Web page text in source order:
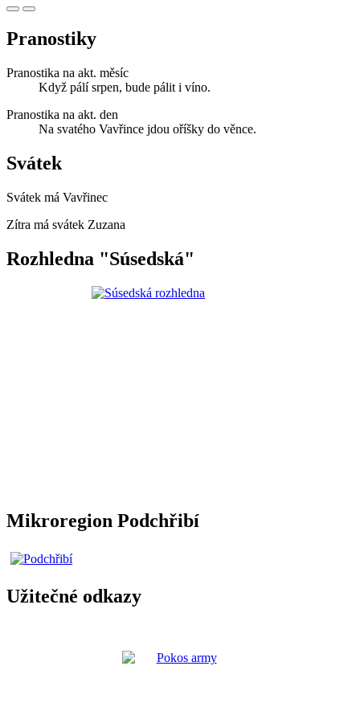
Pranostiky
Pranostika na akt. měsíc
Když pálí srpen, bude pálit i víno.
Pranostika na akt. den
Na svatého Vavřince jdou oříšky do věnce.
Svátek
Svátek má Vavřinec
Zítra má svátek Zuzana
Rozhledna "Súsedská"
Mikroregion Podchřibí
Užitečné odkazy